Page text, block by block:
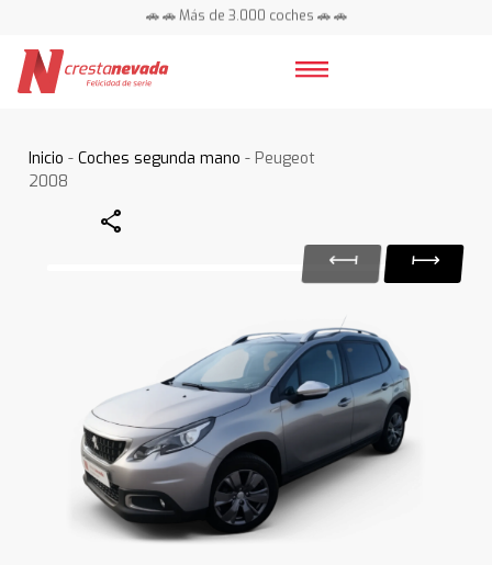
🚗 🚗 Más de 3.000 coches 🚗 🚗
Inicio -Coches segunda mano - Peugeot
2008
Share